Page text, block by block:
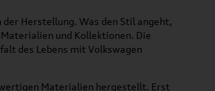
Herstellung. Was den Stil angeht,
und Kollektionen. Die
des Lebens mit Volkswagen
Materialien hergestellt. Erst